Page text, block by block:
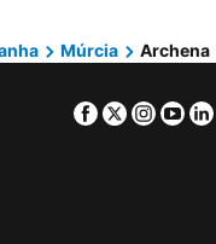
del Raspeig, Valência Hotéis
Valência Hotéis
Múrcia Archena
Facebook
Twitter